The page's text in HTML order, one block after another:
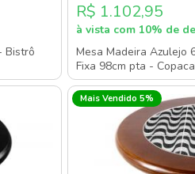
Bistrô
R$ 1.102,95
à vista com 10% de
Mesa Madeira Azulejo
Fixa 98cm pta -
Mais Vendido 5%